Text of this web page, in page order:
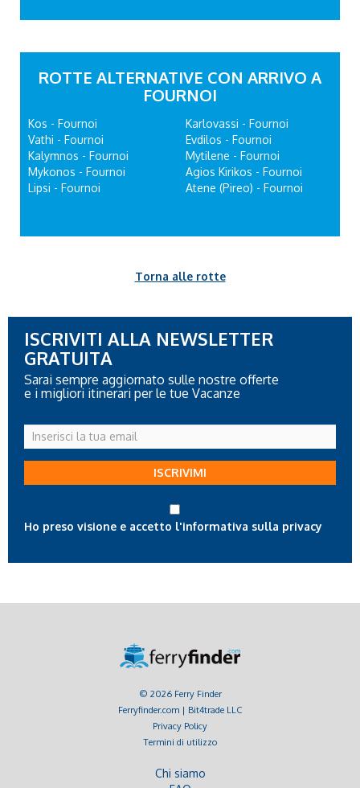
ROTTE ALTERNATIVE CON ARRIVO A
FOURNOI
Kos - Fournoi
Vathi - Fournoi
Kalymnos - Fournoi
Mykonos - Fournoi
Lipsi - Fournoi
Karlovassi - Fournoi
Evdilos - Fournoi
Mytilene - Fournoi
Agios Kirikos - Fournoi
Atene (Pireo) - Fournoi
Torna alle rotte
ISCRIVITI ALLA NEWSLETTER
GRATUITA
Sarai sempre aggiornato sulle nostre offerte
e i migliori itinerari per le tue Vacanze
Inserisci
la
tua
ISCRIVIMI
Ho preso visione e accetto l'informativa sulla privacy
© 2026 Ferry Finder
Ferryfinder.com | Bit4trade LLC
Privacy Policy
Termini di utilizzo
Chi siamo